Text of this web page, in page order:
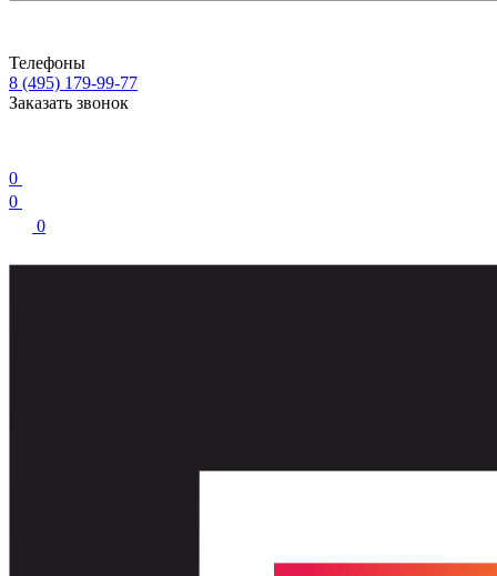
Телефоны
8 (495) 179-99-77
Заказать звонок
0
0
0